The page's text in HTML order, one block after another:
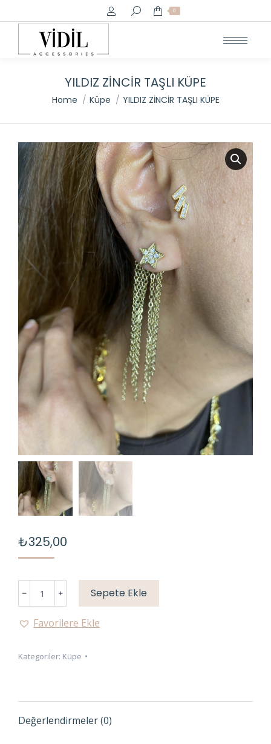
Search: 0
YILDIZ ZİNCİR TAŞLI KÜPE
You are here:
Home Küpe YILDIZ ZİNCİR TAŞLI KÜPE
₺325,00
ZİNCİR
KÜPE
Sepete Ekle
Favorilere Ekle
Kategoriler: Küpe
Değerlendirmeler (0)